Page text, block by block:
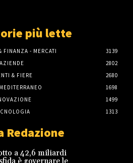
più lette
FINANZA - MERCATI
3139
AZIENDE
2802
& FIERE
2680
1698
1499
1313
Redazione
a 42,6 miliardi